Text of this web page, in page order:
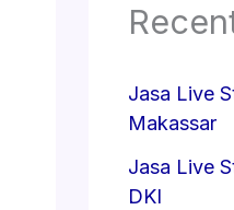
Jasa Live
Makassar
Jasa Live
DKI